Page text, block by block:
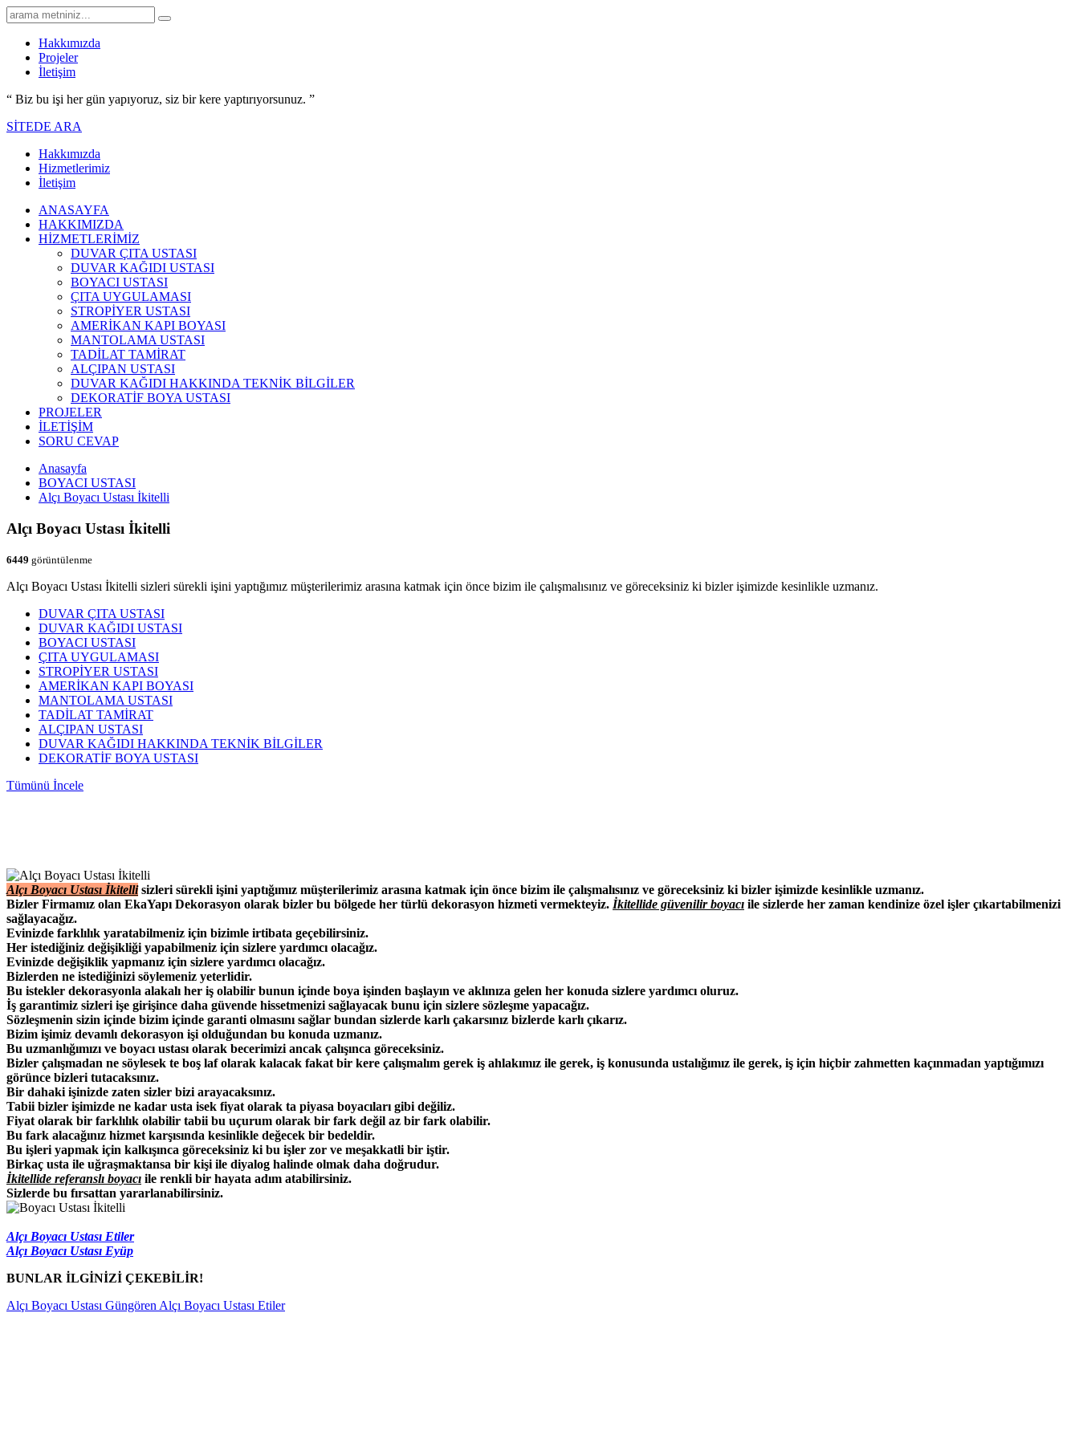
Hakkımızda
Projeler
İletişim
“ Biz bu işi her gün yapıyoruz, siz bir kere yaptırıyorsunuz. ”
SİTEDE ARA
Hakkımızda
Hizmetlerimiz
İletişim
ANASAYFA
HAKKIMIZDA
HİZMETLERİMİZ
DUVAR ÇITA USTASI
DUVAR KAĞIDI USTASI
BOYACI USTASI
ÇITA UYGULAMASI
STROPİYER USTASI
AMERİKAN KAPI BOYASI
MANTOLAMA USTASI
TADİLAT TAMİRAT
ALÇIPAN USTASI
DUVAR KAĞIDI HAKKINDA TEKNİK BİLGİLER
DEKORATİF BOYA USTASI
PROJELER
İLETİŞİM
SORU CEVAP
Anasayfa
BOYACI USTASI
Alçı Boyacı Ustası İkitelli
Alçı Boyacı Ustası İkitelli
6449 görüntülenme
Alçı Boyacı Ustası İkitelli sizleri sürekli işini yaptığımız müşterilerimiz arasına katmak için önce bizim ile çalışmalısınız ve göreceksiniz ki bizler işimizde kesinlikle uzmanız.
DUVAR ÇITA USTASI
DUVAR KAĞIDI USTASI
BOYACI USTASI
ÇITA UYGULAMASI
STROPİYER USTASI
AMERİKAN KAPI BOYASI
MANTOLAMA USTASI
TADİLAT TAMİRAT
ALÇIPAN USTASI
DUVAR KAĞIDI HAKKINDA TEKNİK BİLGİLER
DEKORATİF BOYA USTASI
Tümünü İncele
Alçı Boyacı Ustası İkitellisizleri sürekli işini yaptığımız müşterilerimiz arasına katmak için önce bizim ile çalışmalısınız ve göreceksiniz ki bizler işimizde kesinlikle uzmanız.
Bizler Firmamız olan EkaYapı Dekorasyon olarak bizler bu bölgede her türlü dekorasyon hizmeti vermekteyiz. İkitellide güvenilir boyacı ile sizlerde her zaman kendinize özel işler çıkartabilmenizi
sağlayacağız.
Evinizde farklılık yaratabilmeniz için bizimle irtibata geçebilirsiniz.
Her istediğiniz değişikliği yapabilmeniz için sizlere yardımcı olacağız.
Evinizde değişiklik yapmanız için sizlere yardımcı olacağız.
Bizlerden ne istediğinizi söylemeniz yeterlidir.
Bu istekler dekorasyonla alakalı her iş olabilir bunun içinde boya işinden başlayın ve aklınıza gelen her konuda sizlere yardımcı oluruz.
İş garantimiz sizleri işe girişince daha güvende hissetmenizi sağlayacak bunu için sizlere sözleşme yapacağız.
Sözleşmenin sizin içinde bizim içinde garanti olmasını sağlar bundan sizlerde karlı çakarsınız bizlerde karlı çıkarız.
Bizim işimiz devamlı dekorasyon işi olduğundan bu konuda uzmanız.
Bu uzmanlığımızı ve boyacı ustası olarak becerimizi ancak çalışınca göreceksiniz.
Bizler çalışmadan ne söylesek te boş laf olarak kalacak fakat bir kere çalışmalım gerek iş ahlakımız ile gerek, iş konusunda ustalığımız ile gerek, iş için hiçbir zahmetten kaçınmadan yaptığımızı
görünce bizleri tutacaksınız.
Bir dahaki işinizde zaten sizler bizi arayacaksınız.
Tabii bizler işimizde ne kadar usta isek fiyat olarak ta piyasa boyacıları gibi değiliz.
Fiyat olarak bir farklılık olabilir tabii bu uçurum olarak bir fark değil az bir fark olabilir.
Bu fark alacağınız hizmet karşısında kesinlikle değecek bir bedeldir.
Bu işleri yapmak için kalkışınca göreceksiniz ki bu işler zor ve meşakkatli bir iştir.
Birkaç usta ile uğraşmaktansa bir kişi ile diyalog halinde olmak daha doğrudur.
İkitellide referanslı boyacı ile renkli bir hayata adım atabilirsiniz.
Sizlerde bu fırsattan yararlanabilirsiniz.
Alçı Boyacı Ustası Etiler
Alçı Boyacı Ustası Eyüp
BUNLAR İLGİNİZİ ÇEKEBİLİR!
Alçı Boyacı Ustası GüngörenAlçı Boyacı Ustası Etiler